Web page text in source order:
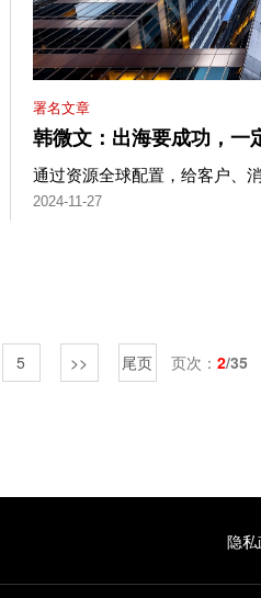
署名文章
韩微文：出海要成功，一
通过资源全球配置，给客户、
2024-11-27
5 >> 尾页 页次： 2/35
隐